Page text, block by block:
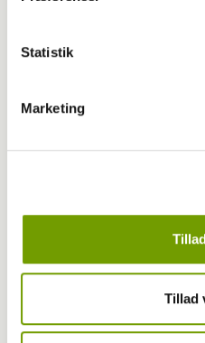
Statistik
Marketing
Tillad
06-11-2017 14:45, afMarie
- Han friede på